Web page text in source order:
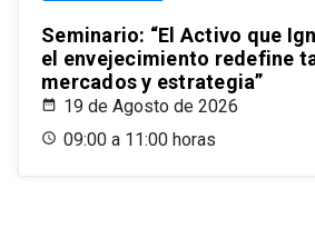
Seminario: “El Activo que
el envejecimiento redefine
mercados y estrategia”
19 de Agosto de 2026
09:00 a 11:00 horas